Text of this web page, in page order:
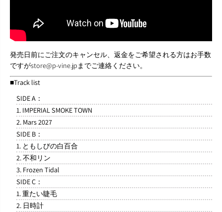
発売日前にご注文のキャンセル、返金をご希望される方はお手数
ですがstore@p-vine.jpまでご連絡ください。
■Track list
SIDE A：
1. IMPERIAL SMOKE TOWN
2. Mars 2027
SIDE B：
1. ともしびの白百合
2. 不和リン
3. Frozen Tidal
SIDE C：
1. 重たい睫毛
2. 日時計